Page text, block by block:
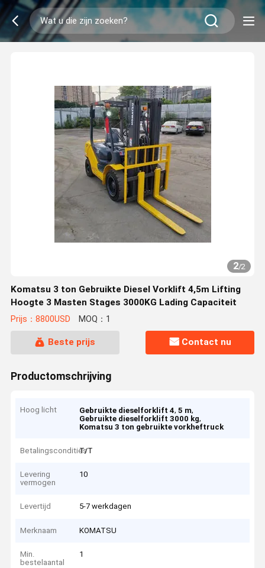
2/2
Komatsu 3 ton Gebruikte Diesel Vorklift 4,5m Lifting
Hoogte 3 Masten Stages 3000KG Lading Capaciteit
Prijs：8800USD MOQ：1
Beste prijs Contact nu
Productomschrijving
Hoog licht Gebruikte dieselforklift 4,5 m,
Gebruikte dieselforklift 3000 kg,
Komatsu 3 ton gebruikte vorkheftruck
Betalingscondities
T/T
Levering
vermogen
10
Levertijd 5-7 werkdagen
Merknaam KOMATSU
Min.
bestelaantal
1